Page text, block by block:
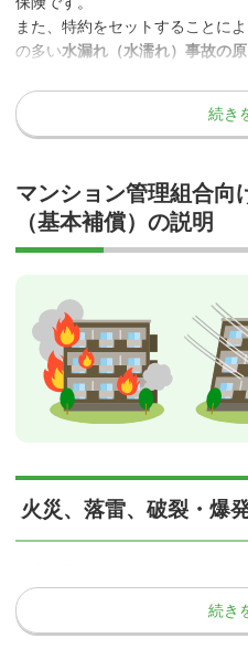
また、特約をセットすることに
の多い水漏れ（水濡れ）事故の
基本補償の補償内容については
とほとんど変わりませんが、保
会社で前契約と同条件の内容で
がってしまいます
。建築年数が
がることを想定した補償内容の
契約の方式
契約方式には、「個別契約方式」
個別契約方式
続き
マンション管理組合向
（基本補償）の説明
火災、落雷、破裂・爆
等による損害などを補償します
償で、どの保険会社のプランに
続き